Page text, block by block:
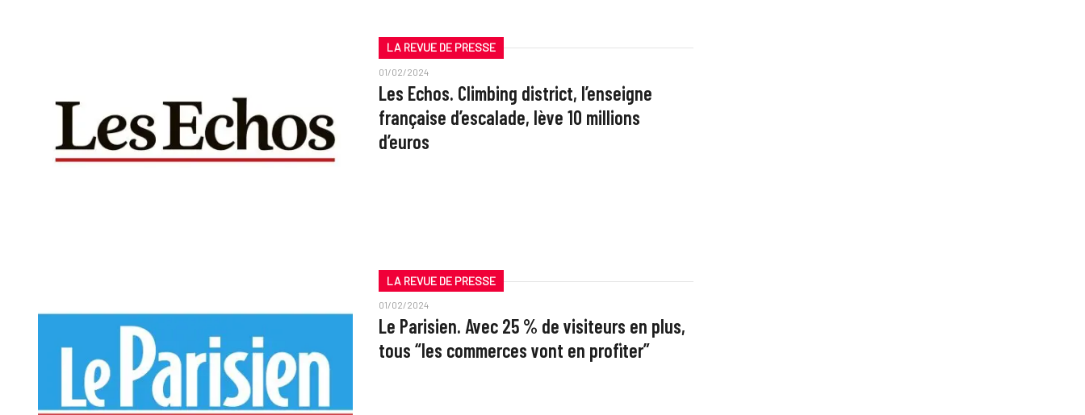
LA REVUE DE PRESSE
01/02/2024
Les Echos. Climbing district, l’enseigne
française d’escalade, lève 10 millions
d’euros
LA REVUE DE PRESSE
01/02/2024
Le Parisien. Avec 25 % de visiteurs en plus,
tous “les commerces vont en profiter”